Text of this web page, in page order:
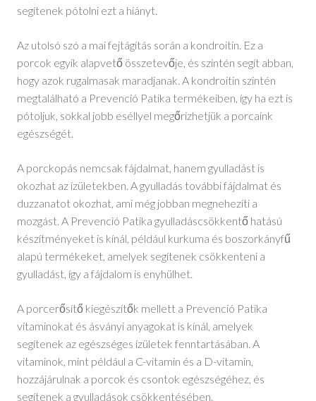
segítenek pótolni ezt a hiányt.
Az utolsó szó a mai fejtágítás során a kondroitin. Ez a
porcok egyik alapvető összetevője, és szintén segít abban,
hogy azok rugalmasak maradjanak. A kondroitin szintén
megtalálható a Prevenció Patika termékeiben, így ha ezt is
pótoljuk, sokkal jobb eséllyel megőrizhetjük a porcaink
egészségét.
A porckopás nemcsak fájdalmat, hanem gyulladást is
okozhat az ízületekben. A gyulladás további fájdalmat és
duzzanatot okozhat, ami még jobban megnehezíti a
mozgást. A Prevenció Patika gyulladáscsökkentő hatású
készítményeket is kínál, például kurkuma és boszorkányfű
alapú termékeket, amelyek segítenek csökkenteni a
gyulladást, így a fájdalom is enyhülhet.
A porcerősítő kiegészítők mellett a Prevenció Patika
vitaminokat és ásványi anyagokat is kínál, amelyek
segítenek az egészséges ízületek fenntartásában. A
vitaminok, mint például a C-vitamin és a D-vitamin,
hozzájárulnak a porcok és csontok egészségéhez, és
segítenek a gyulladások csökkentésében.